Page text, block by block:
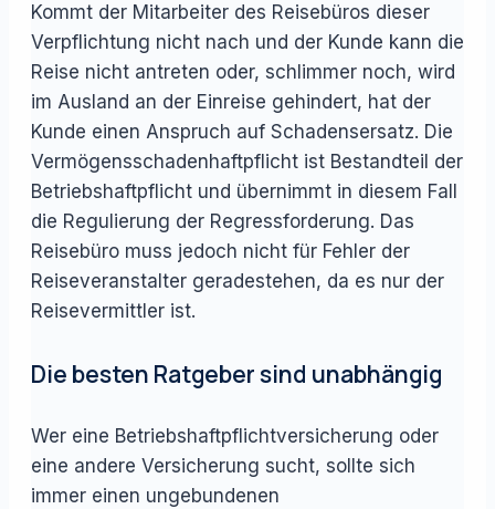
Kommt der Mitarbeiter des Reisebüros dieser
Verpflichtung nicht nach und der Kunde kann die
Reise nicht antreten oder, schlimmer noch, wird
im Ausland an der Einreise gehindert, hat der
Kunde einen Anspruch auf Schadensersatz. Die
Vermögensschadenhaftpflicht ist Bestandteil der
Betriebshaftpflicht und übernimmt in diesem Fall
die Regulierung der Regressforderung. Das
Reisebüro muss jedoch nicht für Fehler der
Reiseveranstalter geradestehen, da es nur der
Reisevermittler ist.
Die besten Ratgeber sind unabhängig
Wer eine Betriebshaftpflichtversicherung oder
eine andere Versicherung sucht, sollte sich
immer einen ungebundenen